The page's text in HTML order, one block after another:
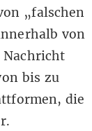
„falschen
von
Nachricht
bis zu
die